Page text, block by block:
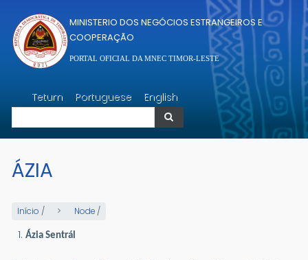
MINISTERIO DOS NEGÓCIOS ESTRANGEIROS E
COOPERAÇÃO
PORTAL OFICIAL DA MNEC TIMOR-LESTE
Tetum Portuguese English
Pesquisar
ÁZIA
Início / Node /
Ázia Sentrál